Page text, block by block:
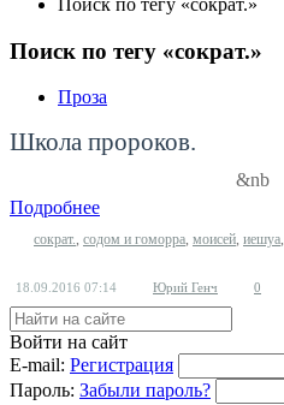
Поиск по тегу «сократ.»
Поиск по тегу «сократ.»
Проза
Школа пророков.
&nb
Подробнее
сократ., содом и гоморра, моисей, иешуа,
18.09.2016 07:14 Юрий Генч 0
Войти на сайт
E-mail: Регистрация
Пароль: Забыли пароль?